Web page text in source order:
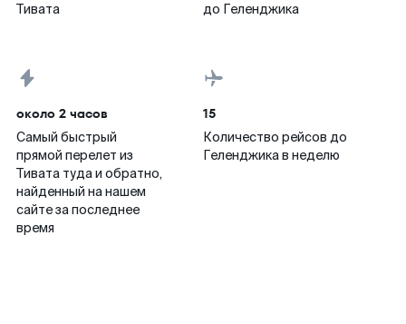
Тивата
до Геленджика
около 2 часов
Самый быстрый
прямой перелет из
Тивата туда и обратно,
найденный на нашем
сайте за последнее
время
15
Количество рейсов до
Геленджика в неделю